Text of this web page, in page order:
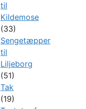
til
Kildemose
(33)
Sengetæpper
til
Liljeborg
(51)
Tak
(19)